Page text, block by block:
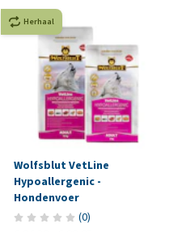
Herhaal
Wolfsblut VetLine
Hypoallergenic -
Hondenvoer
(0)